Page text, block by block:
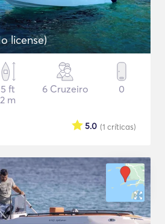
license)
5 ft
2 m
6 Cruzeiro 0
(1 críticas)
5.0